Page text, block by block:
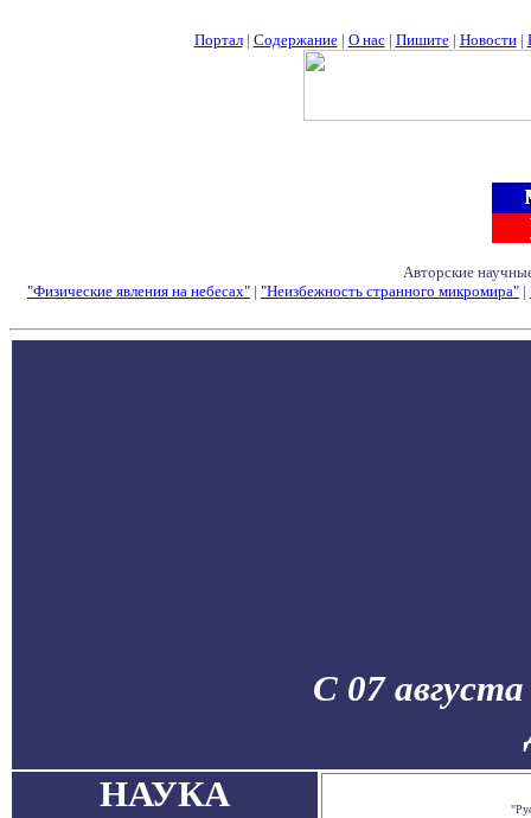
Портал| Содержание| О нас| Пишите| Новости|
Авторские
"Физические явления на небесах" | "Неизбежность странного микромира" |
С 07
НАУКА